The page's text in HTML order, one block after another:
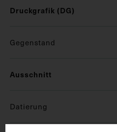
Druckgrafik (DG)
Gegenstand
Ausschnitt
Datierung